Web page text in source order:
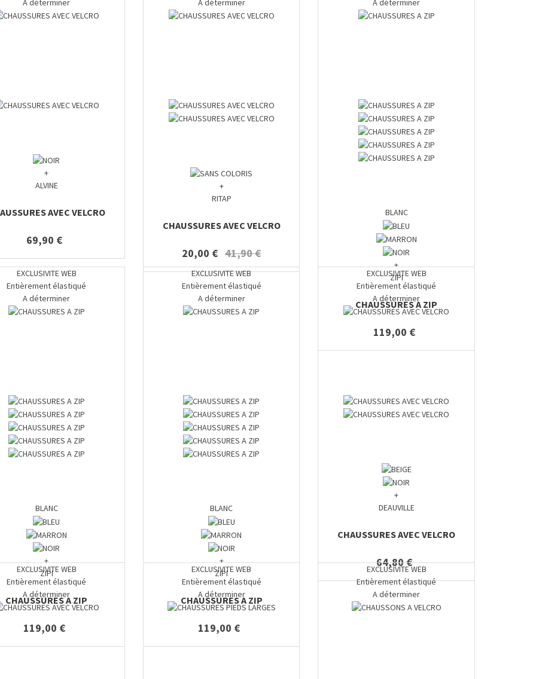
A déterminer
+
ALVINE
AVEC VELCRO
69,90 €
A déterminer
+
RITAP
CHAUSSURES AVEC VELCRO
20,00 € 41,90 €
A déterminer
BLANC
+
ZIPI
CHAUSSURES A ZIP
119,00 €
EXCLUSIVITE WEB
Entièrement élastiqué
A déterminer
BLANC
+
ZIPI
CHAUSSURES A ZIP
119,00 €
EXCLUSIVITE WEB
Entièrement élastiqué
A déterminer
BLANC
+
ZIPI
CHAUSSURES A ZIP
119,00 €
EXCLUSIVITE WEB
Entièrement élastiqué
A déterminer
+
DEAUVILLE
CHAUSSURES AVEC VELCRO
64,80 €
EXCLUSIVITE WEB
Entièrement élastiqué
A déterminer
EXCLUSIVITE WEB
Entièrement élastiqué
A déterminer
EXCLUSIVITE WEB
Entièrement élastiqué
A déterminer